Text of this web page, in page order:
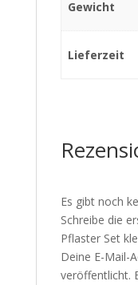
Gewicht
Lieferzeit
Es gibt noch
Schreibe die
Pflaster Set
Deine E-Mail-
veröffentlicht.